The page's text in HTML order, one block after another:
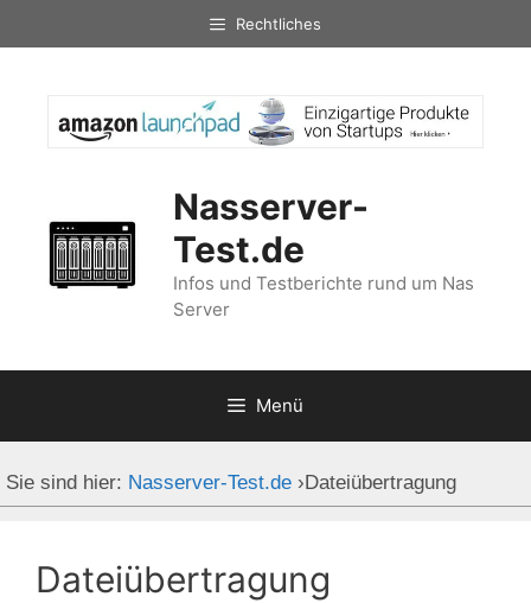
Rechtliches
Nasserver-
Test.de
Infos und Testberichte rund um Nas
Server
Menü
Sie sind hier: Nasserver-Test.de › Dateiübertragung
Dateiübertragung